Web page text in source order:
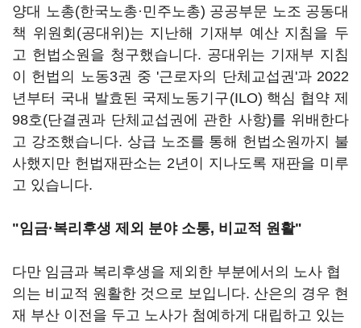
양대 노총(한국노총·민주노총) 공공부문 노조 공동대
책 위원회(공대위)는 지난해 기재부 예산 지침을 두
고 헌법소원을 청구했습니다. 공대위는 기재부 지침
이 헌법의 노동3권 중 '근로자의 단체교섭권'과 2022
년부터 국내 발효된 국제노동기구(ILO) 핵심 협약 제
98호(단결권과 단체교섭권에 관한 사항)를 위배한다
고 강조했습니다. 상급 노조를 통해 헌법소원까지 불
사했지만 헌법재판소는 2년이 지나도록 재판을 미루
고 있습니다.
"임금·복리후생 제외 분야 소통, 비교적 원활"
다만 임금과 복리후생을 제외한 부분에서의 노사 협
의는 비교적 원활한 것으로 보입니다. 산은의 경우 현
재 부산 이전을 두고 노사가 첨예하게 대립하고 있는